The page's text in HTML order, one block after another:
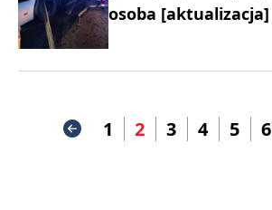
osoba [aktualizacja]
1 2 3 4 5 6